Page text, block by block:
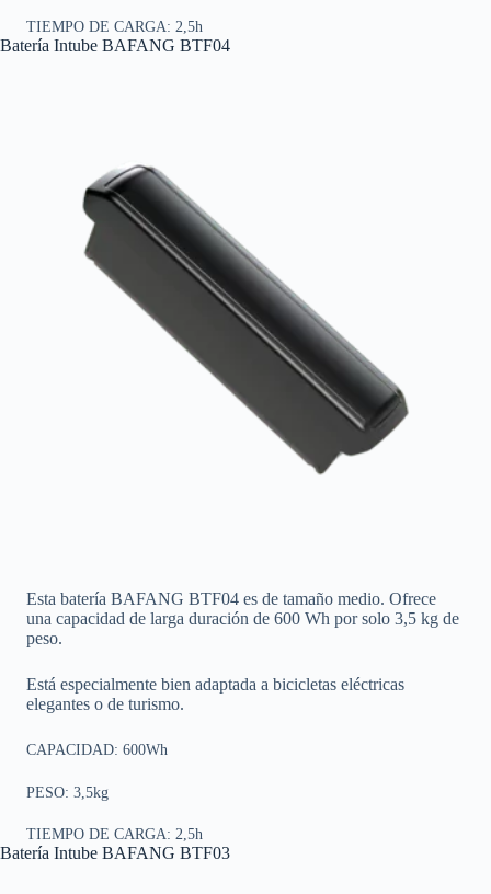
TIEMPO DE CARGA: 2,5h
Batería Intube BAFANG BTF04
Esta batería BAFANG BTF04 es de tamaño medio. Ofrece
una capacidad de larga duración de 600 Wh por solo 3,5 kg de
peso.
Está especialmente bien adaptada a bicicletas eléctricas
elegantes o de turismo.
CAPACIDAD: 600Wh
PESO: 3,5kg
TIEMPO DE CARGA: 2,5h
Batería Intube BAFANG BTF03